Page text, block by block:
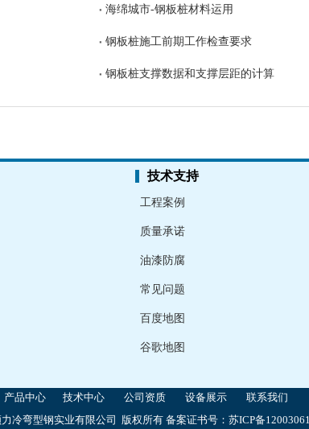
海绵城市-钢板桩材料运用
钢板桩施工前期工作检查要求
钢板桩支撑数据和支撑层距的计算
技术支持
工程案例
质量承诺
油漆防腐
常见问题
百度地图
谷歌地图
产品中心 技术中心 公司资质 设备展示 联系我们
冷弯型钢实业有限公司 版权所有备案证书号： 苏ICP备